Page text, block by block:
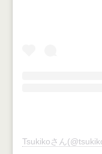
Tsukikoさん